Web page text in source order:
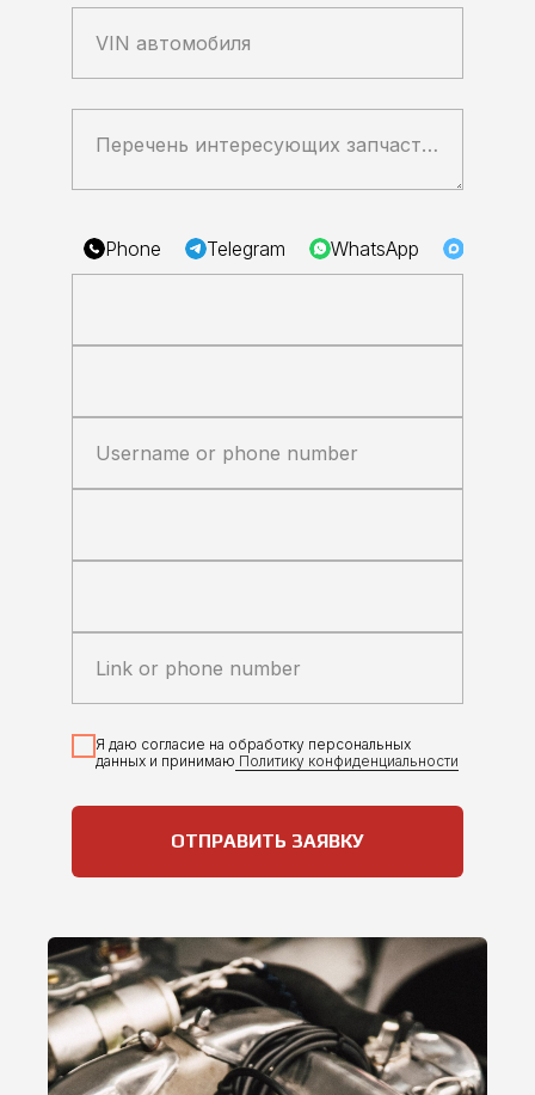
VIN автомобиля
Перечень интересующих запчастей или ваш комментарий
Phone Telegram WhatsApp
Username or phone number
Link or phone number
Я даю согласие на обработку персональных
данных и принимаю Политику конфиденциальности
ОТПРАВИТЬ ЗАЯВКУ